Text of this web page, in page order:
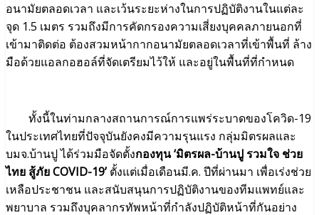
อนามัยตลอดเวลา และเว้นระยะห่างในการปฏิบัติงานในแต่ละ
จุด 1.5 เมตร รวมถึงมีการคัดกรองความเสี่ยงบุคคลภายนอกที่
เข้ามาติดต่อ ต้องสวมหน้ากากอนามัยตลอดเวลาที่เข้าพื้นที่ ล้าง
มือด้วยแอลกอฮอล์ที่จัดเตรียมไว้ให้ และอยู่ในพื้นที่ที่กำหนด
ทั้งนี้ในท่ามกลางสถานการณ์การแพร่ระบาดของโควิด-19
ในประเทศไทยที่ปัจจุบันยังคงมีความรุนแรง กลุ่มมิตรผลและ
บมจ.บ้านปู ได้ร่วมมือจัดตั้งกองทุน ‘มิตรผล-บ้านปู รวมใจ ช่วย
ไทย สู้ภัยCOVID-19’ ตั้งแต่เมื่อเดือนมี.ค. ปีที่ผ่านมา เพื่อเร่งช่วย
เหลือประชาชน และสนับสนุนการปฏิบัติงานของทีมแพทย์และ
พยาบาล รวมถึงบุคลากรทัพหน้าที่กำลังปฏิบัติหน้าที่กันอย่าง